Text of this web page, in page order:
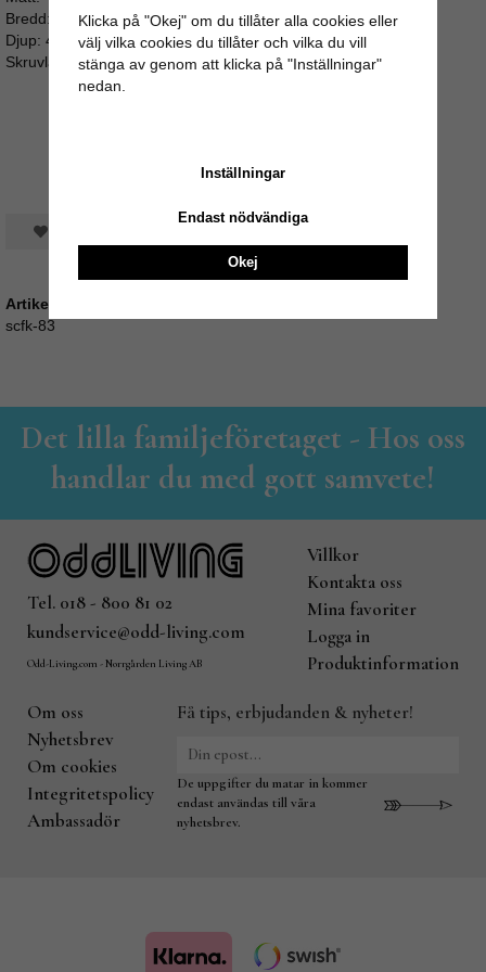
Bredd: 5cm
Djup: 4cm
Skruvlängd: ca 3cm (M4)
Spara som favorit
Artikelnummer:
scfk-83
Det lilla familjeföretaget - Hos oss
handlar du med gott samvete!
Tel. 018 - 800 81 02
kundservice@odd-living.com
Odd-Living.com - Norrgården Living AB
Villkor
Kontakta oss
Mina favoriter
Logga in
Produktinformation
Om oss
Nyhetsbrev
Om cookies
Integritetspolicy
Ambassadör
Få tips, erbjudanden & nyheter!
De uppgifter du matar in kommer
endast användas till våra
nyhetsbrev.
Klicka på "Okej" om du tillåter alla cookies eller
välj vilka cookies du tillåter och vilka du vill
stänga av genom att klicka på "Inställningar"
nedan.
Inställningar
Endast nödvändiga
Okej